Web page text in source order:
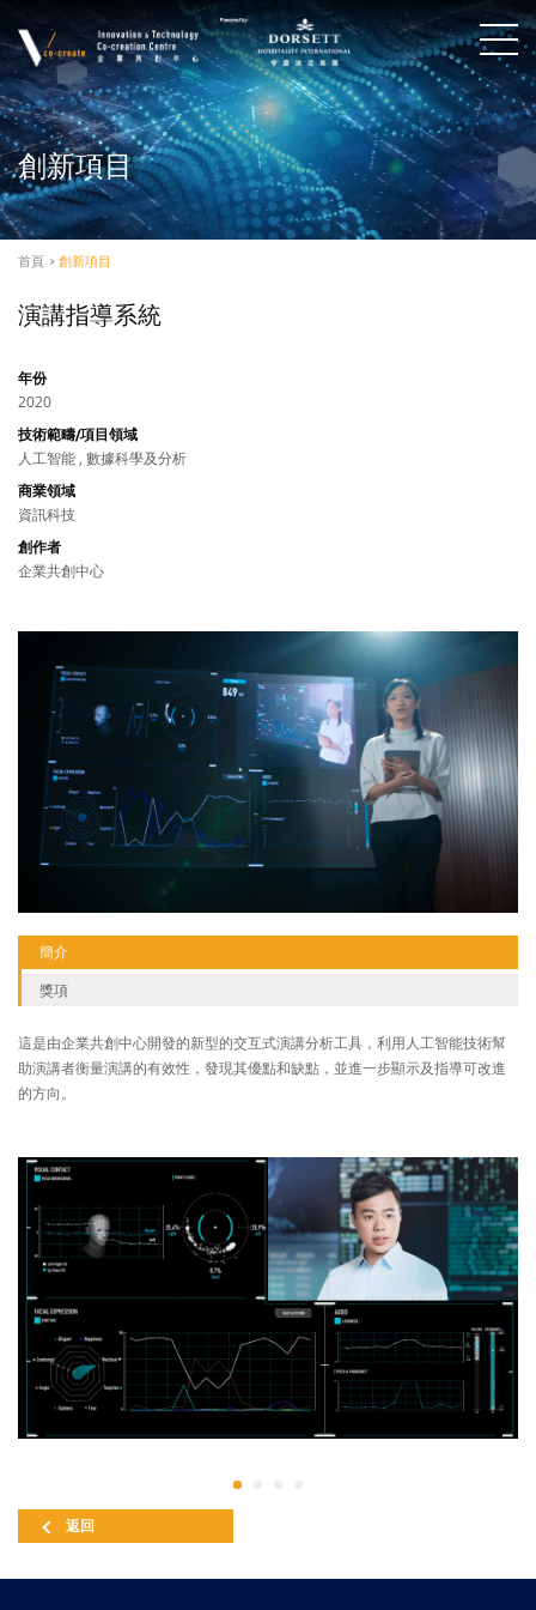
創新項目
首頁 > 創新項目
演講指導系統
年份
2020
技術範疇/項目領域
人工智能 , 數據科學及分析
商業領域
資訊科技
創作者
企業共創中心
簡介
獎項
這是由企業共創中心開發的新型的交互式演講分析工具，利用人工智能技術幫
助演講者衡量演講的有效性，發現其優點和缺點，並進一步顯示及指導可改進
的方向。
返回